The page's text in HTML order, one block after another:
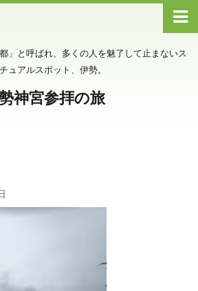
」と呼ばれ、多くの人を魅了して止まないス
ュアルスポット、伊勢。
神宮参拝の旅